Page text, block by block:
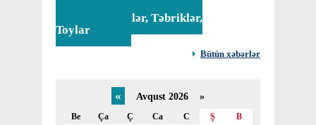
Tədbirlər, Təbriklər,
Toylar
Bütün xəbərlər
« Avqust 2026 »
Be Ça Ç Ca C Ş
B